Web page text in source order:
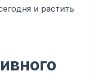
и растить